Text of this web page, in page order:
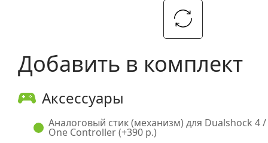
Добавить в комплект
Аксессуары
Аналоговый стик (механизм) для Dualshock 4
One Controller (+390 р.)